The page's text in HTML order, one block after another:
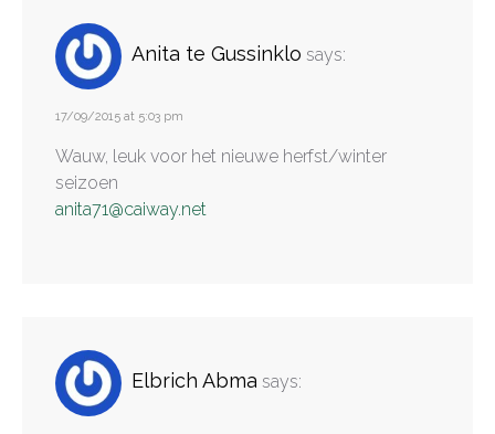
Anita te Gussinklo says:
17/09/2015 at 5:03 pm
Wauw, leuk voor het nieuwe herfst/winter
seizoen
anita71@caiway.net
Elbrich Abma says: